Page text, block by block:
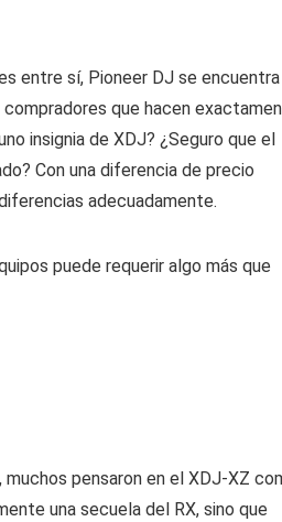
entre sí, Pioneer DJ se encuentra
que hacen
insignia de XDJ? ¿Seguro que el
Con una diferencia de precio
adecuadamente.
puede requerir algo más que
muchos pensaron en el XDJ-XZ
una secuela del RX, sino que